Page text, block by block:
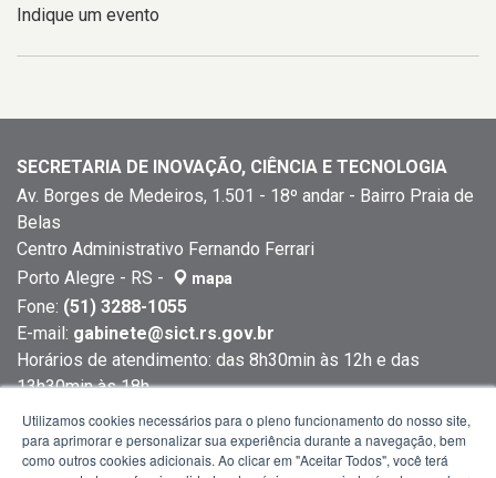
Indique um evento
SECRETARIA DE INOVAÇÃO, CIÊNCIA E TECNOLOGIA
Av. Borges de Medeiros, 1.501 - 18º andar - Bairro Praia de
Belas
Centro Administrativo Fernando Ferrari
Porto Alegre - RS -
mapa
Fone: (51) 3288-1055
E-mail: gabinete@sict.rs.gov.br
Horários de atendimento: das 8h30min às 12h e das
13h30min às 18h
Utilizamos cookies necessários para o pleno funcionamento do nosso site,
para aprimorar e personalizar sua experiência durante a navegação, bem
como outros cookies adicionais. Ao clicar em "Aceitar Todos", você terá